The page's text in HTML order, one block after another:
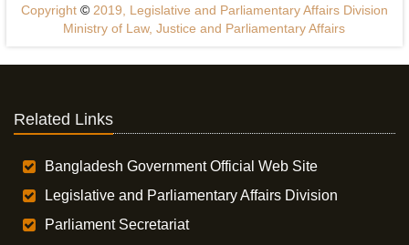
Copyright ©2019, Legislative and Parliamentary Affairs Division
Ministry of Law, Justice and Parliamentary Affairs
Related Links
Bangladesh Government Official Web Site
Legislative and Parliamentary Affairs Division
Parliament Secretariat